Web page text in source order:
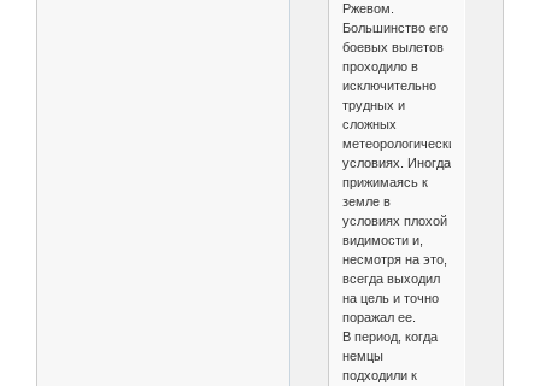
Ржевом.
Большинство его
боевых вылетов
проходило в
исключительно
трудных и
сложных
метеорологических
условиях. Иногда
прижимаясь к
земле в
условиях плохой
видимости и,
несмотря на это,
всегда выходил
на цель и точно
поражал ее.
В период, когда
немцы
подходили к